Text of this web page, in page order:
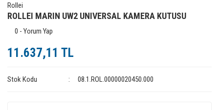
Rollei
ROLLEI MARIN UW2 UNIVERSAL KAMERA KUTUSU
0 - Yorum Yap
11.637,11 TL
Stok Kodu 08.1.ROL.00000020450.000